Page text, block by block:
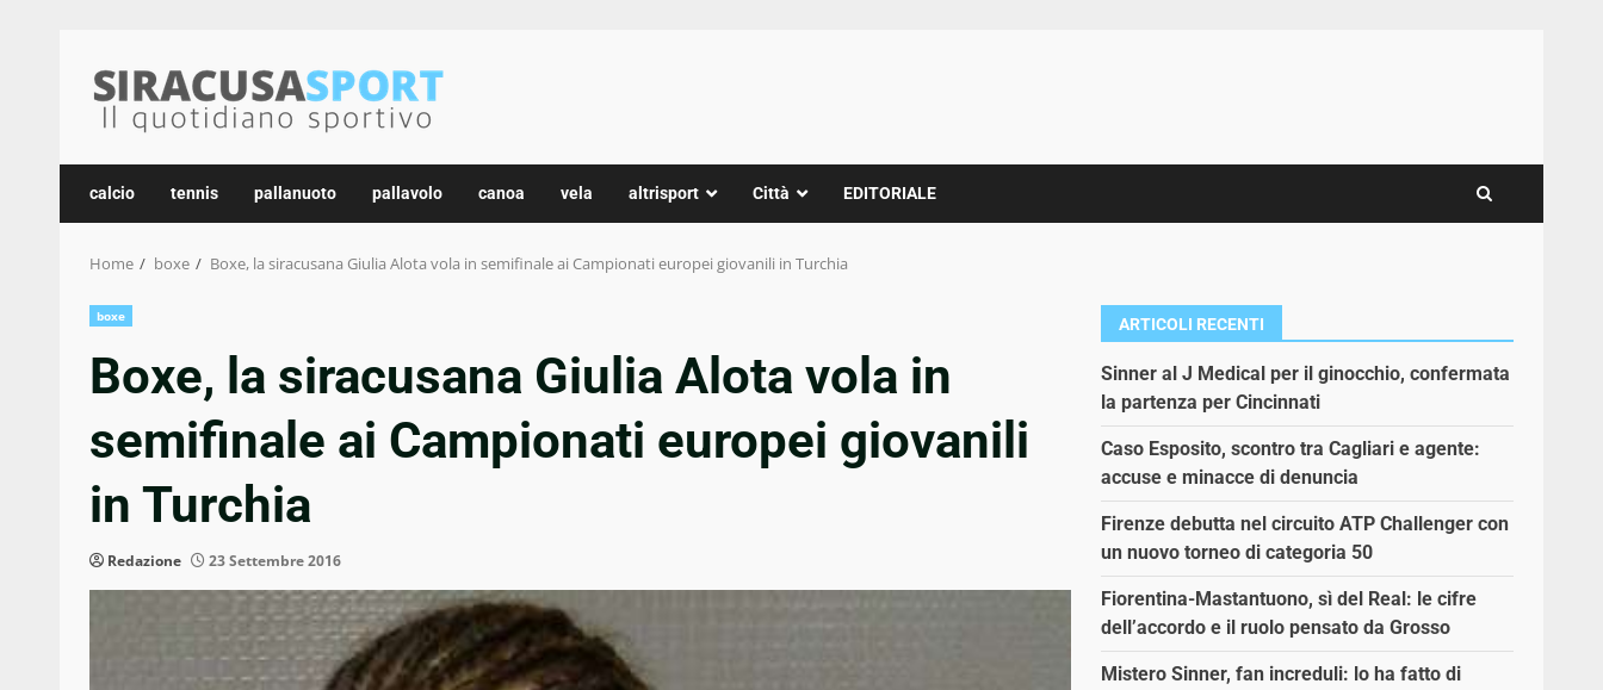
content
calcio tennis pallanuoto pallavolo canoa vela altrisport Città EDITORIALE
Home boxe Boxe, la siracusana Giulia Alota vola in semifinale ai Campionati europei giovanili in Turchia
boxe
Boxe, la siracusana Giulia Alota vola in
semifinale ai Campionati europei giovanili
in Turchia
Redazione 23 Settembre 2016
ARTICOLI RECENTI
Sinner al J Medical per il ginocchio, confermata
la partenza per Cincinnati
Caso Esposito, scontro tra Cagliari e agente:
accuse e minacce di denuncia
Firenze debutta nel circuito ATP Challenger con
un nuovo torneo di categoria 50
Fiorentina-Mastantuono, sì del Real: le cifre
dell’accordo e il ruolo pensato da Grosso
Mistero Sinner, fan increduli: lo ha fatto di